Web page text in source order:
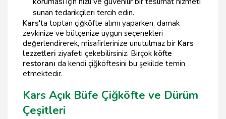
sunan tedarikçileri tercih edin.
Kars'ta toptan çiğköfte alımı yaparken, damak
zevkinize ve bütçenize uygun seçenekleri
değerlendirerek, misafirlerinize unutulmaz bir Kars
lezzetleri ziyafeti çekebilirsiniz. Birçok köfte
restoranı da kendi çiğköftesini bu şekilde temin
etmektedir.
Kars Açık Büfe Çiğköfte ve Dürüm
Çeşitleri